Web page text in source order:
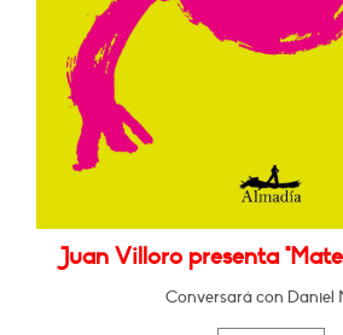
Juan Villoro presenta
Conversará con Daniel